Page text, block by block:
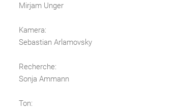
Mirjam Unger
Kamera:
Sebastian Arlamovsky
Recherche:
Sonja Ammann
Ton: